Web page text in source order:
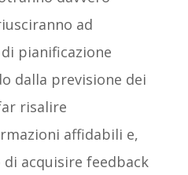
ad
pianificazione
dalla previsione dei
risalire
affidabili e,
acquisire feedback